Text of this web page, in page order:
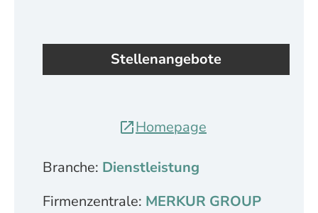
Stellenangebote
Homepage
Branche: Dienstleistung
Firmenzentrale: MERKUR GROUP